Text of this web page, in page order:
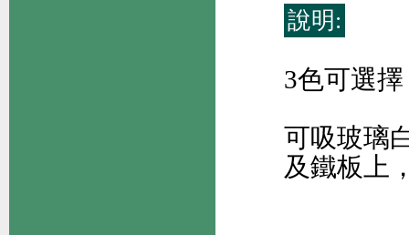
說明:
3色可選
可吸玻璃
及鐵板上